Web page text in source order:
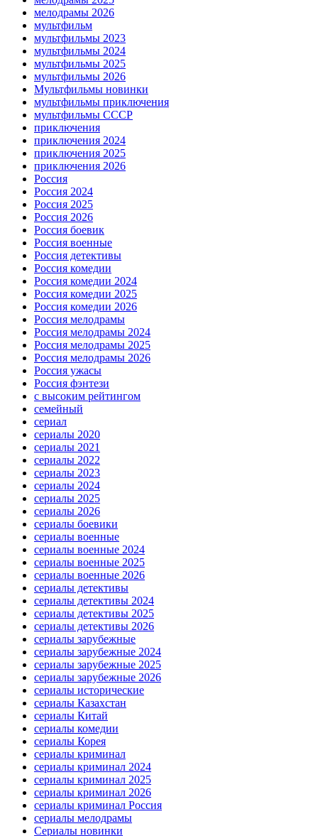
мелодрамы 2026
мультфильм
мультфильмы 2023
мультфильмы 2024
мультфильмы 2025
мультфильмы 2026
Мультфильмы новинки
мультфильмы приключения
мультфильмы СССР
приключения
приключения 2024
приключения 2025
приключения 2026
Россия
Россия 2024
Россия 2025
Россия 2026
Россия боевик
Россия военные
Россия детективы
Россия комедии
Россия комедии 2024
Россия комедии 2025
Россия комедии 2026
Россия мелодрамы
Россия мелодрамы 2024
Россия мелодрамы 2025
Россия мелодрамы 2026
Россия ужасы
Россия фэнтези
с высоким рейтингом
семейный
сериал
сериалы 2020
сериалы 2021
сериалы 2022
сериалы 2023
сериалы 2024
сериалы 2025
сериалы 2026
сериалы боевики
сериалы военные
сериалы военные 2024
сериалы военные 2025
сериалы военные 2026
сериалы детективы
сериалы детективы 2024
сериалы детективы 2025
сериалы детективы 2026
сериалы зарубежные
сериалы зарубежные 2024
сериалы зарубежные 2025
сериалы зарубежные 2026
сериалы исторические
сериалы Казахстан
сериалы Китай
сериалы комедии
сериалы Корея
сериалы криминал
сериалы криминал 2024
сериалы криминал 2025
сериалы криминал 2026
сериалы криминал Россия
сериалы мелодрамы
Сериалы новинки